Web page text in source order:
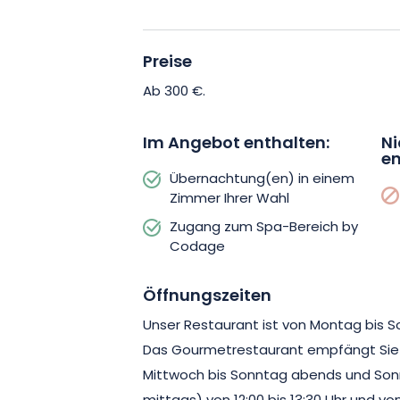
Familienaufenthalte. Mit
Ausstattung und akribischer Liebe
jede Suite ein unvergessliches Erlebnis
Zusätzlich zur Übernachtung im
zum Spa by Codage, einem
einer Sauna, die eine angenehme
einen Whirlpool, der Ihren ganzen
während Sie im Sprudelbad liegen.
Pool gehen und sich im warmen
auch den Zugang zum beheizten
Preise
Ab 300 €.
Im Angebot enthalten:
Übernachtung(en) in einem
Zimmer Ihrer Wahl
Zugang zum Spa-Bereich by
Codage
Öffnungszeiten
Unser Restaurant ist von Montag bis
Das Gourmetrestaurant empfängt
Mittwoch bis Sonntag abends und